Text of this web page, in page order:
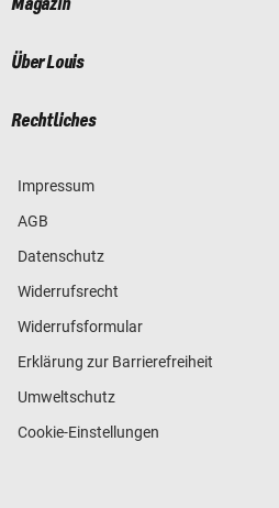
Magazin
Über Louis
Rechtliches
Impressum
AGB
Datenschutz
Widerrufsrecht
Widerrufsformular
Erklärung zur Barrierefreiheit
Umweltschutz
Cookie-Einstellungen